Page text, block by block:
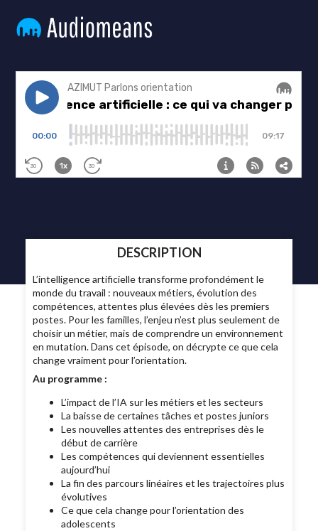
DESCRIPTION
L’intelligence artificielle transforme profondément le
monde du travail : nouveaux métiers, évolution des
compétences, attentes plus élevées dès les premiers
postes. Pour les familles, l’enjeu n’est plus seulement de
choisir un métier, mais de comprendre un environnement
en mutation. Dans cet épisode, on décrypte ce que cela
change vraiment pour l’orientation.
Au programme :
L’impact de l’IA sur les métiers et les secteurs
La baisse de certaines tâches et postes juniors
Les nouvelles attentes des entreprises dès le
début de carrière
Les compétences qui deviennent essentielles
aujourd’hui
La fin des parcours linéaires et les trajectoires plus
évolutives
Ce que cela change pour l’orientation des
adolescents